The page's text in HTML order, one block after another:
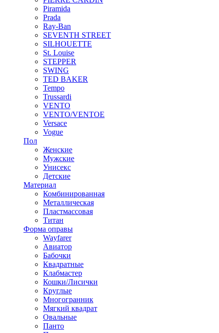
Piramida
Prada
Ray-Ban
SEVENTH STREET
SILHOUETTE
St. Louise
STEPPER
SWING
TED BAKER
Tempo
Trussardi
VENTO
VENTO/VENTOE
Versace
Vogue
Пол
Женские
Мужские
Унисекс
Детские
Материал
Комбинированная
Металлическая
Пластмассовая
Титан
Форма оправы
Wayfarer
Авиатор
Бабочки
Квадратные
Клабмастер
Кошки/Лисички
Круглые
Многогранник
Мягкий квадрат
Овальные
Панто